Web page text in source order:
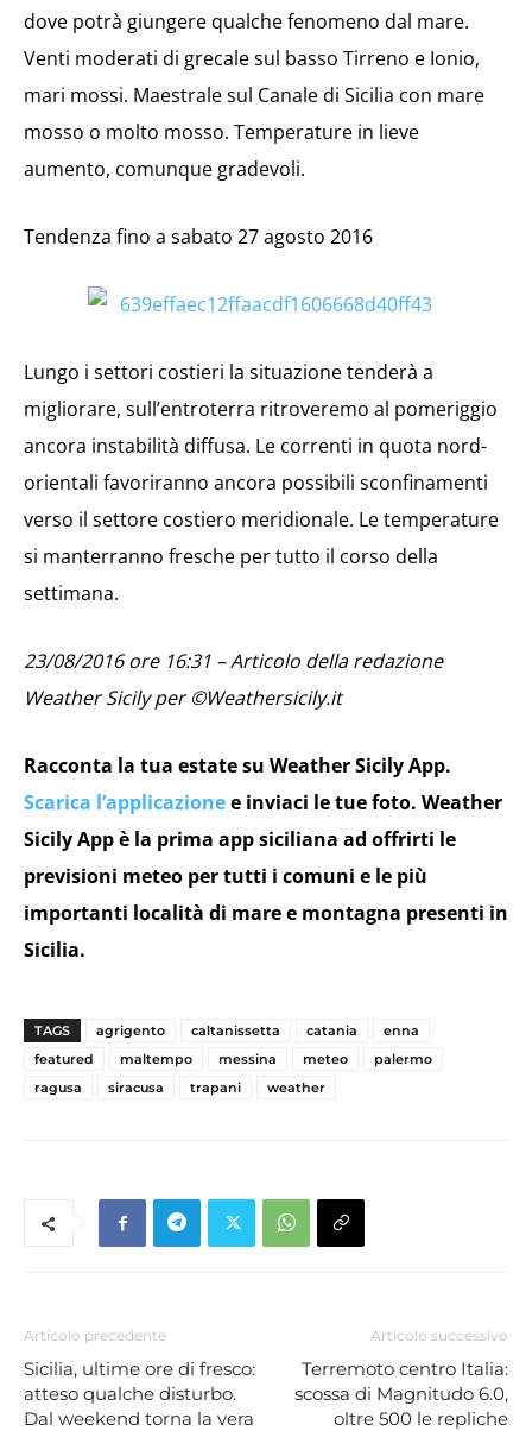
dove potrà giungere qualche fenomeno dal mare.
Venti moderati di grecale sul basso Tirreno e Ionio,
mari mossi. Maestrale sul Canale di Sicilia con mare
mosso o molto mosso. Temperature in lieve
aumento, comunque gradevoli.
Tendenza fino a sabato 27 agosto 2016
Lungo i settori costieri la situazione tenderà a
migliorare, sull’entroterra ritroveremo al pomeriggio
ancora instabilità diffusa. Le correnti in quota nord-
orientali favoriranno ancora possibili sconfinamenti
verso il settore costiero meridionale. Le temperature
si manterranno fresche per tutto il corso della
settimana.
23/08/2016 ore 16:31 – Articolo della redazione
Weather Sicily per ©Weathersicily.it
Racconta la tua estate su Weather Sicily App.
Scarica l’applicazionee inviaci le tue foto. Weather
Sicily App è la prima app siciliana ad offrirti le
previsioni meteo per tutti i comuni e le più
importanti località di mare e montagna presenti in
Sicilia.
TAGS agrigento caltanissetta catania
enna
featured
maltempo messina meteo
palermo
ragusa
siracusa trapani weather
Articolo precedente
Sicilia, ultime ore di fresco:
atteso qualche disturbo.
Dal weekend torna la vera
Articolo successivo
Terremoto centro Italia:
scossa di Magnitudo 6.0,
oltre 500 le repliche